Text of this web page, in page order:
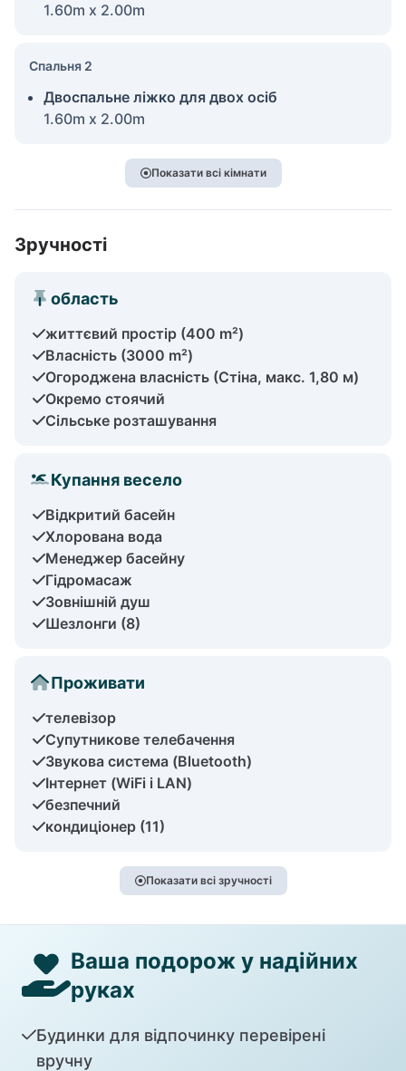
1.60m x 2.00m
Спальня 2
Двоспальне ліжко для двох осіб
1.60m x 2.00m
Показати всі кімнати
Зручності
область
життєвий простір (400 m²)
Власність (3000 m²)
Огороджена власність (Стіна, макс. 1,80 м)
Окремо стоячий
Сільське розташування
Купання весело
Відкритий басейн
Хлорована вода
Менеджер басейну
Гідромасаж
Зовнішній душ
Шезлонги (8)
Проживати
телевізор
Супутникове телебачення
Звукова система (Bluetooth)
Інтернет (WiFi і LAN)
безпечний
кондиціонер (11)
Показати всі зручності
Ваша подорож у надійних
руках
Будинки для відпочинку перевірені
вручну